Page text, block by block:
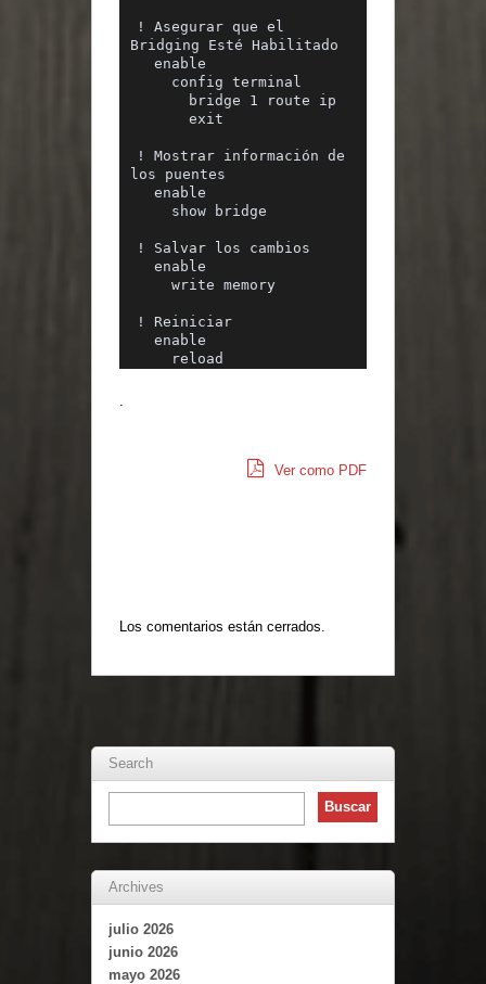
! Asegurar que el
Bridging Esté Habilitado
  enable
    config terminal
      bridge 1 route ip
      exit
! Mostrar información de
los puentes
  enable
    show bridge
! Salvar los cambios
  enable
    write memory
! Reiniciar
  enable
    reload
.
Ver como PDF
Los comentarios están cerrados.
Search
Archives
julio 2026
junio 2026
mayo 2026